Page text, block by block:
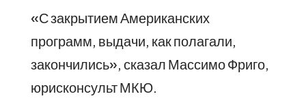
«С закрытием Американских
программ, выдачи, как полагали,
закончились», сказал Массимо Фриго,
юрисконсульт МКЮ.